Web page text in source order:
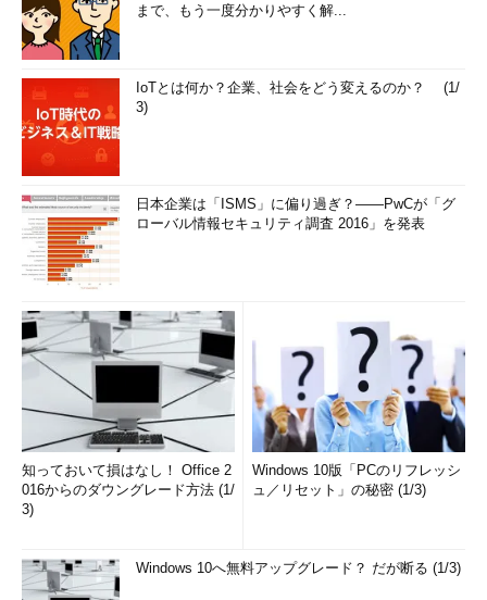
まで、もう一度分かりやすく解...
IoTとは何か？企業、社会をどう変えるのか？ (1/
3)
日本企業は「ISMS」に偏り過ぎ？――PwCが「グ
ローバル情報セキュリティ調査 2016」を発表
知っておいて損はなし！ Office 2
016からのダウングレード方法 (1/
3)
Windows 10版「PCのリフレッシ
ュ／リセット」の秘密 (1/3)
Windows 10へ無料アップグレード？ だが断る (1/3)